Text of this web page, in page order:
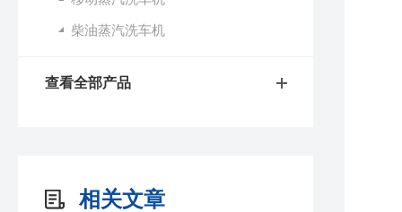
柴油蒸汽洗车机
查看全部产品
相关文章